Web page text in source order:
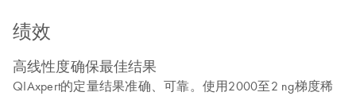
绩效
高线性度确保最佳结果
QIAxpert的定量结果准确、可靠。使用2000至2 ng梯度稀